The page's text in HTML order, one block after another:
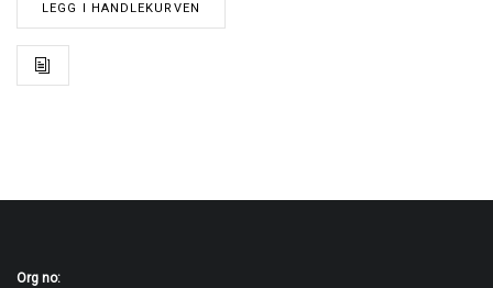
LEGG I HANDLEKURVEN
Org no: